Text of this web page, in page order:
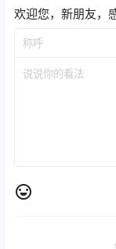
欢迎您，新朋友，